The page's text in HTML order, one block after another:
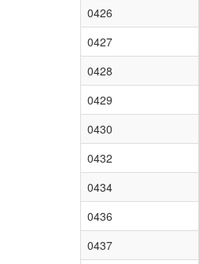
0426
0427
0428
0429
0430
0432
0434
0436
0437